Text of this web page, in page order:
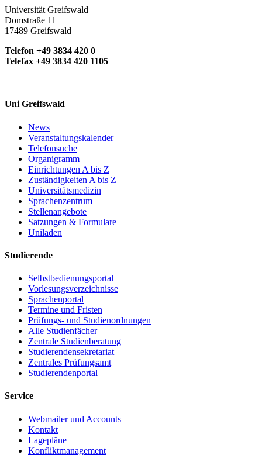
Universität Greifswald
Domstraße 11
17489 Greifswald
Telefon +49 3834 420 0
Telefax +49 3834 420 1105
Uni Greifswald
News
Veranstaltungskalender
Telefonsuche
Organigramm
Einrichtungen A bis Z
Zuständigkeiten A bis Z
Universitätsmedizin
Sprachenzentrum
Stellenangebote
Satzungen & Formulare
Uniladen
Studierende
Selbstbedienungsportal
Vorlesungsverzeichnisse
Sprachenportal
Termine und Fristen
Prüfungs- und Studienordnungen
Alle Studienfächer
Zentrale Studienberatung
Studierendensekretariat
Zentrales Prüfungsamt
Studierendenportal
Service
Webmailer und Accounts
Kontakt
Lagepläne
Konfliktmanagement